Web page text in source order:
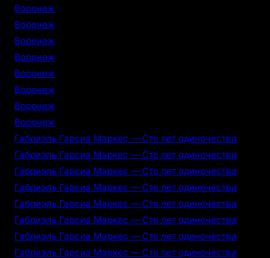
Воронеж
Воронеж
Воронеж
Воронеж
Воронеж
Воронеж
Воронеж
Воронеж
Габриэль Гарсиа Маркес — Сто лет одиночества
Габриэль Гарсиа Маркес — Сто лет одиночества
Габриэль Гарсиа Маркес — Сто лет одиночества
Габриэль Гарсиа Маркес — Сто лет одиночества
Габриэль Гарсиа Маркес — Сто лет одиночества
Габриэль Гарсиа Маркес — Сто лет одиночества
Габриэль Гарсиа Маркес — Сто лет одиночества
Габриэль Гарсиа Маркес — Сто лет одиночества